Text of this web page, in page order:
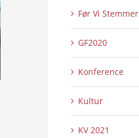
0 Kommentarer
Før Vi Stemmer
GF2020
Konference
Kultur
KV 2021